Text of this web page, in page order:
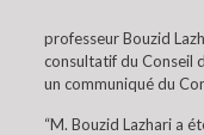
professeur Bouzid
consultatif du Conseil
un communiqué du
“M. Bouzid Lazhari a